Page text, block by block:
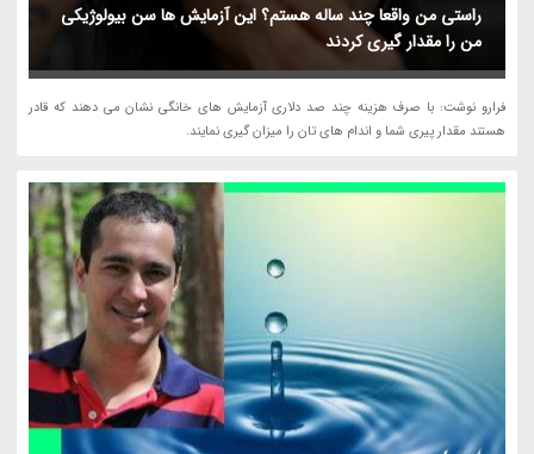
راستی من واقعا چند ساله هستم؟ این آزمایش ها سن بیولوژیکی
من را مقدار گیری کردند
فرارو نوشت: با صرف هزینه چند صد دلاری آزمایش های خانگی نشان می دهند که قادر
هستند مقدار پیری شما و اندام های تان را میزان گیری نمایند.